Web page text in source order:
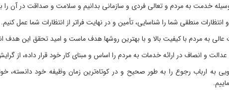
خدمت به مردم و تعالی فردی و سازمانی بدانیم و سلامت و صداقت در آن را
انتظارات منطقی شما را شناسایی، تأمین و در نهایت فراتر از انتظارات شما عمل کنیم.
به مردم با کیفیت بالا و با بهترین روشها هدف ماست و امید تحقق این هدف
و انصاف در ارائه خدمات به مردم را اساس و مبنای کار خود قرار داده، از
به ارباب رجوع را به طور صحیح و در کوتاه‌ترین زمان وظیفه خود دانسته،